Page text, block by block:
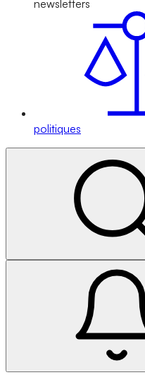
newsletters
politiques